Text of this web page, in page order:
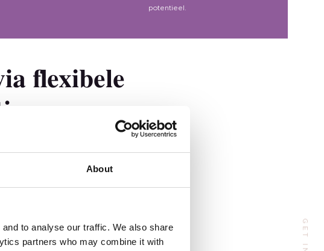
About
to analyse our traffic. We also share
partners who may combine it with
Address
Phone:
+86 185-6547-4773
potentieel.
flexibele
Franchisepartner